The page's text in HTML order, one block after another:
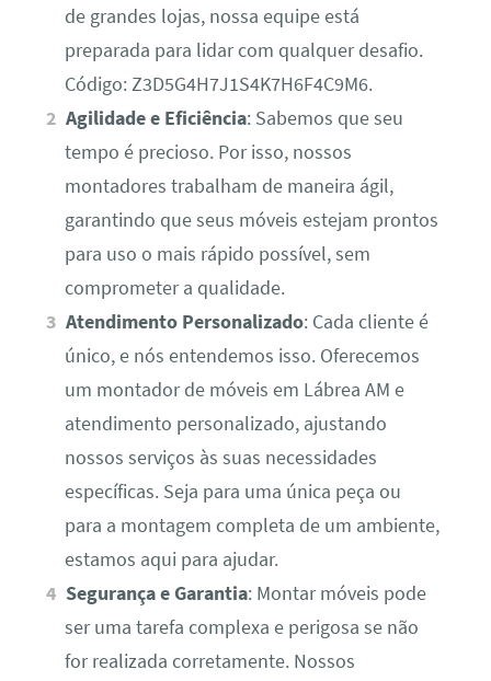
de grandes lojas, nossa equipe está
preparada para lidar com qualquer desafio.
Código: Z3D5G4H7J1S4K7H6F4C9M6.
Agilidade e Eficiência: Sabemos que seu
tempo é precioso. Por isso, nossos
montadores trabalham de maneira ágil,
garantindo que seus móveis estejam prontos
para uso o mais rápido possível, sem
comprometer a qualidade.
Atendimento Personalizado: Cada cliente é
único, e nós entendemos isso. Oferecemos
um montador de móveis em Lábrea AM e
atendimento personalizado, ajustando
nossos serviços às suas necessidades
específicas. Seja para uma única peça ou
para a montagem completa de um ambiente,
estamos aqui para ajudar.
Segurança e Garantia: Montar móveis pode
ser uma tarefa complexa e perigosa se não
for realizada corretamente. Nossos